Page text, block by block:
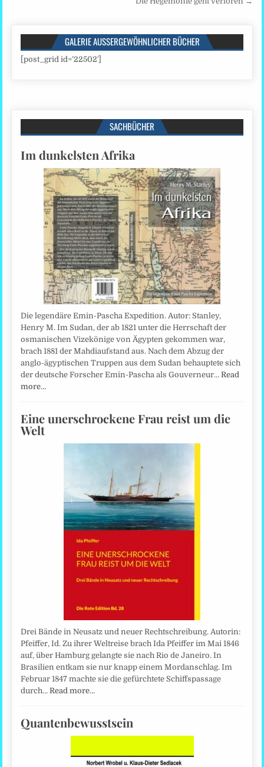
GALERIE AUSSERGEWÖHNLICHER BÜCHER
[post_grid id=’22502′]
SACHBÜCHER
Im dunkelsten Afrika
Die legendäre Emin-Pascha Expedition. Autor: Stanley,
Henry M. Im Sudan, der ab 1821 unter die Herrschaft der
osmanischen Vizekönige von Ägypten gekommen war,
brach 1881 der Mahdiaufstand aus. Nach dem Abzug der
anglo-ägyptischen Truppen aus dem Sudan behauptete sich
der deutsche Forscher Emin-Pascha als Gouverneur…Read
more…
Eine unerschrockene Frau reist um die
Welt
Drei Bände in Neusatz und neuer Rechtschreibung. Autorin:
Pfeiffer, Id. Zu ihrer Weltreise brach Ida Pfeiffer im Mai 1846
auf, über Hamburg gelangte sie nach Rio de Janeiro. In
Brasilien entkam sie nur knapp einem Mordanschlag. Im
Februar 1847 machte sie die gefürchtete Schiffspassage
durch…Read more…
Quantenbewusstsein